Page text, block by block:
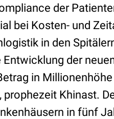
der
bei Kosten- und
in den
der
in
Khinast.
in fünf